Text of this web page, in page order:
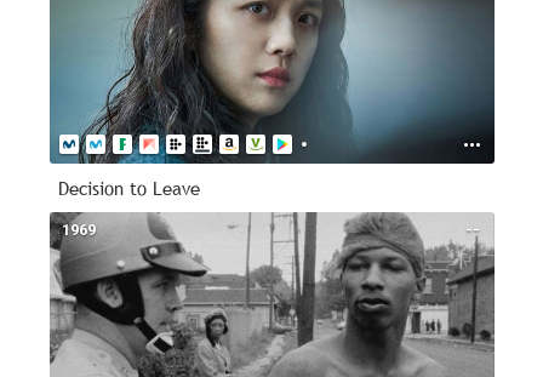
Decision to Leave
--
1969